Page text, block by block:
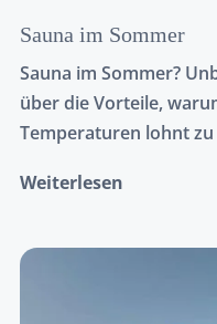
Sauna im Sommer
Sauna im Sommer?
über die Vorteile,
Temperaturen lohnt
Weiterlesen